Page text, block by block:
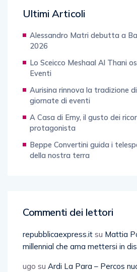
Ultimi Articoli
Alessandro Matri debutta a
2026
Lo Sceicco Meshaal Al Thani
Eventi
Aurisina rinnova la tradizione
giornate di eventi
A Casa di Emy, il gusto dei
protagonista
Beppe Convertini guida i
della nostra terra
Commenti dei lettori
repubblicaexpress.it su Mattia
millennial che ama mettersi in
ugo su Ardi La Para – Percos